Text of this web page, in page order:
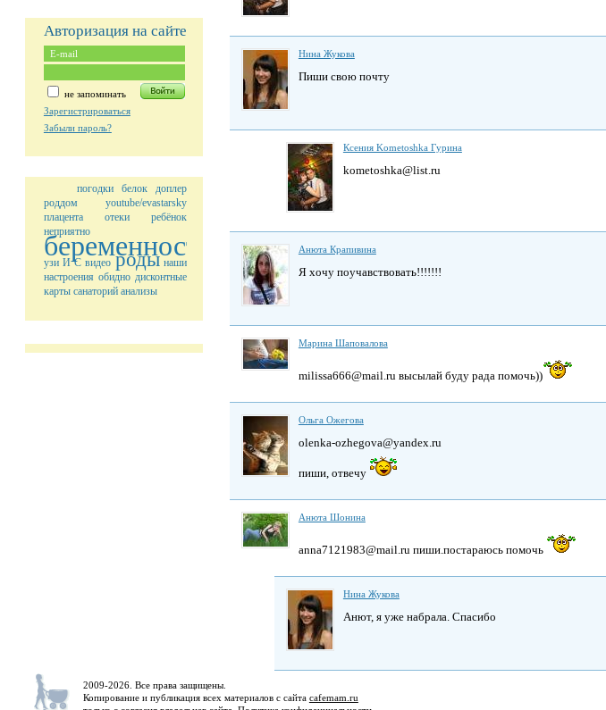
Авторизация на сайте
не запоминать
Зарегистрироваться
Забыли пароль?
погодки белок
доплер
роддом
youtube/evastarsky
плацента
отеки
ребёнок
неприятно
беременность
узи И С видео роды наши
настроения обидно дисконтные
карты санаторий анализы
Нина Жукова
Пиши свою почту
Ксения Kometoshka Гурина
kometoshka@list.ru
Анюта Крапивина
Я хочу поучавствовать!!!!!!!
Марина Шаповалова
milissa666@mail.ru высылай буду рада помочь))
Ольга Ожегова
olenka-ozhegova@yandex.ru
пиши, отвечу
Анюта Шонина
anna7121983@mail.ru пиши.постараюсь помочь
Нина Жукова
Анют, я уже набрала. Спасибо
2009-2026. Все права защищены.
Копирование и публикация всех материалов с сайта cafemam.ru